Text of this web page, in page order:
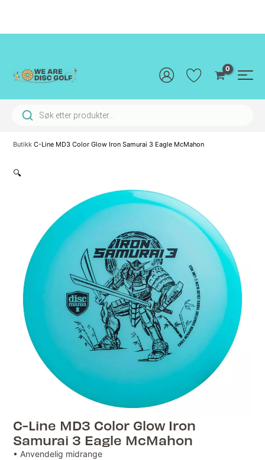
innholdet
Products search
Butikk C-Line MD3 Color Glow Iron Samurai 3 Eagle McMahon
🔍
C-Line MD3 Color Glow Iron
Samurai 3 Eagle McMahon
• Anvendelig midrange